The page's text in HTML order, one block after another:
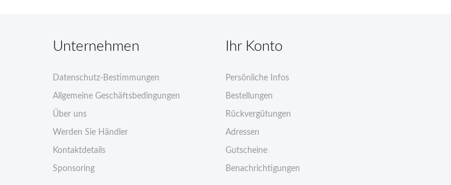
Unternehmen
Datenschutz-Bestimmungen
Allgemeine Geschäftsbedingungen
Über uns
Werden Sie Händler
Kontaktdetails
Sponsoring
Ihr Konto
Persönliche Infos
Bestellungen
Rückvergütungen
Adressen
Gutscheine
Benachrichtigungen